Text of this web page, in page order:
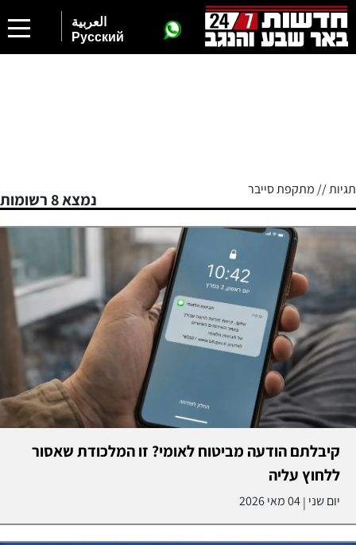
العربية
Русский
תגיות // מתקפת סייבר
נמצא 8 רשומות
קיבלתם הודעה מביטוח לאומי? זו המלכודת שאסור
ללחוץ עליה
יום שני |04 מאי 2026